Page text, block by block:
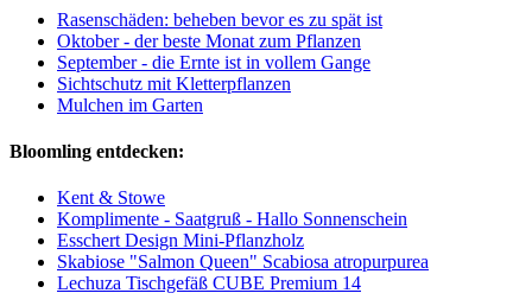
Rasenschäden: beheben bevor es zu spät ist
Oktober - der beste Monat zum Pflanzen
September - die Ernte ist in vollem Gange
Sichtschutz mit Kletterpflanzen
Mulchen im Garten
Bloomling entdecken:
Kent & Stowe
Komplimente - Saatgruß - Hallo Sonnenschein
Esschert Design Mini-Pflanzholz
Skabiose "Salmon Queen" Scabiosa atropurpurea
Lechuza Tischgefäß CUBE Premium 14